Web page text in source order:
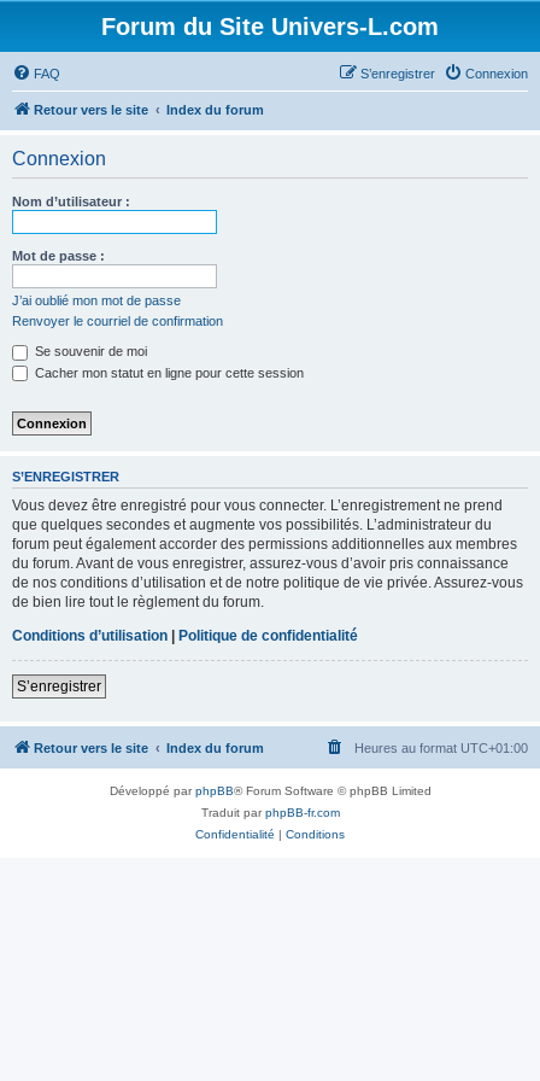
Forum du Site Univers-L.com
FAQ Connexion
S’enregistrer
Retour vers le site Index du forum
Connexion
Nom d’utilisateur :
Mot de passe :
J’ai oublié mon mot de passe
Renvoyer le courriel de confirmation
Se souvenir de moi
Cacher mon statut en ligne pour cette session
S’ENREGISTRER
Vous devez être enregistré pour vous connecter. L’enregistrement ne prend
que quelques secondes et augmente vos possibilités. L’administrateur du
forum peut également accorder des permissions additionnelles aux membres
du forum. Avant de vous enregistrer, assurez-vous d’avoir pris connaissance
de nos conditions d’utilisation et de notre politique de vie privée. Assurez-vous
de bien lire tout le règlement du forum.
Conditions d’utilisation | Politique de confidentialité
S’enregistrer
Retour vers le site Index du forum Heures au format UTC+01:00
Développé parphpBB® Forum Software © phpBB Limited
Traduit parphpBB-fr.com
Confidentialité | Conditions